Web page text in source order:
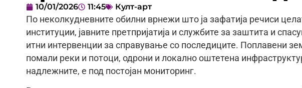
10/01/2026 11:45 Култ-арт
По неколкудневните обилни врнежи што ја зафатија речиси
институции, јавните претпријатија и службите за заштита и
итни интервенции за справување со последиците. Поплавени
помали реки и потоци, одрони и локално оштетена
надлежните, е под постојан мониторинг.